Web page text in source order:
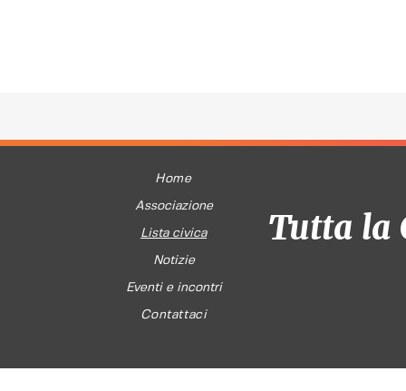
Home
Associazione
Lista civica
Notizie
Eventi e incontri
Contattaci
Tutta la